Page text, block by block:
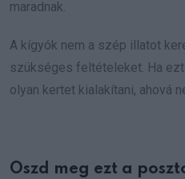
maradnak.
A kígyók nem a szép illatot
szükséges feltételeket. Ha
olyan kertet kialakítani, ahová
Oszd meg ezt a